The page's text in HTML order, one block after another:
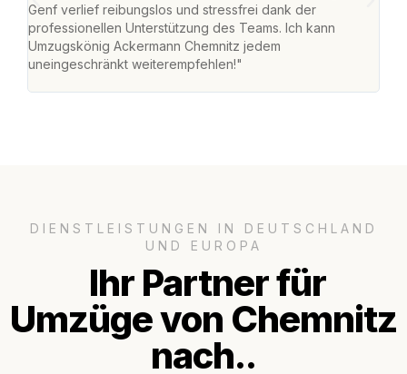
Genf verlief reibungslos und stressfrei dank der
professionellen Unterstützung des Teams. Ich kann
Umzugskönig Ackermann Chemnitz jedem
uneingeschränkt weiterempfehlen!"
DIENSTLEISTUNGEN IN DEUTSCHLAND
UND EUROPA
Ihr Partner für
Umzüge von Chemnitz
nach..